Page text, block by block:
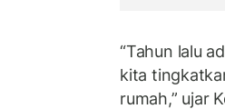
“Tahun lalu
kita
rumah,” ujar